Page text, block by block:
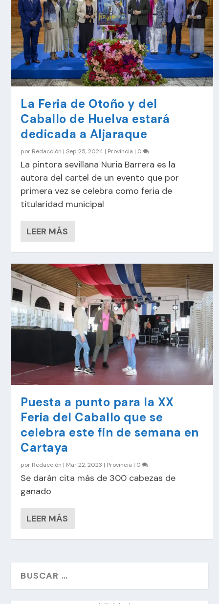
La Feria de Otoño y del
Caballo de Huelva estará
dedicada a Aljaraque
por Redacción |Sep 25, 2024 | Provincia | 0
La pintora sevillana Nuria Barrera es la
autora del cartel de un evento que por
primera vez se celebra como feria de
titularidad municipal
LEER MÁS
Puesta a punto para la XX
Feria del Caballo que se
celebra este fin de semana en
Cartaya
por Redacción | Mar 22, 2023 | Provincia | 0
Se darán cita más de 300 cabezas de
ganado
LEER MÁS